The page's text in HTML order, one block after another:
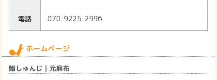
電話 070-9225-2996
ホームページ
鮨しゅんじ｜元麻布